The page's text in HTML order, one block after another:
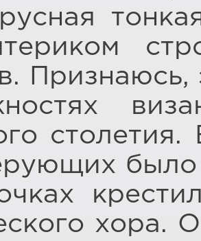
Признаюсь,
столетия.
хора.